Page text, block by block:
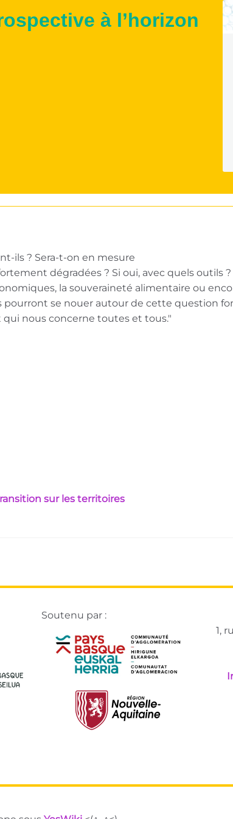
à l’horizon
ils ? Sera-t-on en mesure
dégradées ? Si oui, avec quels outils
la souveraineté alimentaire ou
pourront se nouer autour de cette question
qui nous concerne toutes et tous."
sur les territoires
Soutenu par :
1,